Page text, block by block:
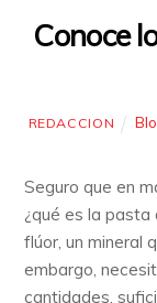
Conoce
REDACCION
Seguro que en
¿qué es la pasta
flúor, un mineral
embargo,
cantidades,